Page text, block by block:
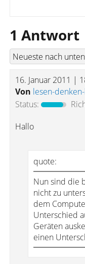
1 Antwort
16. Januar 2011 |
Von lesen-
Status:
Hallo
quote:
Nun sind die
nicht zu
dem
Unterschied
Geräten
einen